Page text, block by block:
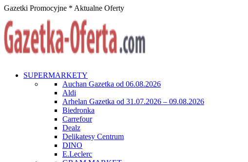
Gazetki Promocyjne * Aktualne Oferty
SUPERMARKETY
Auchan Gazetka od 06.08.2026
Aldi
Arhelan Gazetka od 31.07.2026 – 09.08.2026
Biedronka
Carrefour
Dealz
Delikatesy Centrum
DINO
E.Leclerc